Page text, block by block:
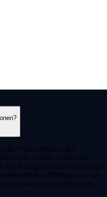
die Wallet-Adresse des
oder Wallet. Geben Sie
den Betrag fest und autorisieren
Plattform wie der
unkompliziert direkt von